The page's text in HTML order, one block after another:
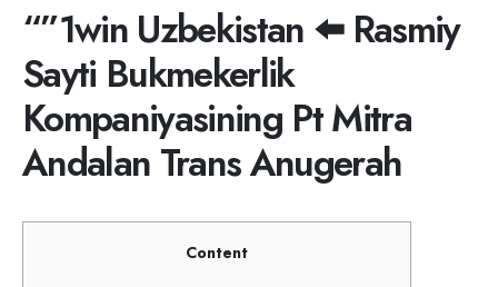
“”1win Uzbekistan ⬅️ Rasmiy
Sayti Bukmekerlik
Kompaniyasining Pt Mitra
Andalan Trans Anugerah
Content